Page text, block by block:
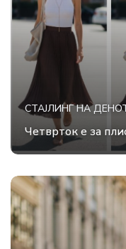
СТАЈЛИНГ НА
Четврток е за